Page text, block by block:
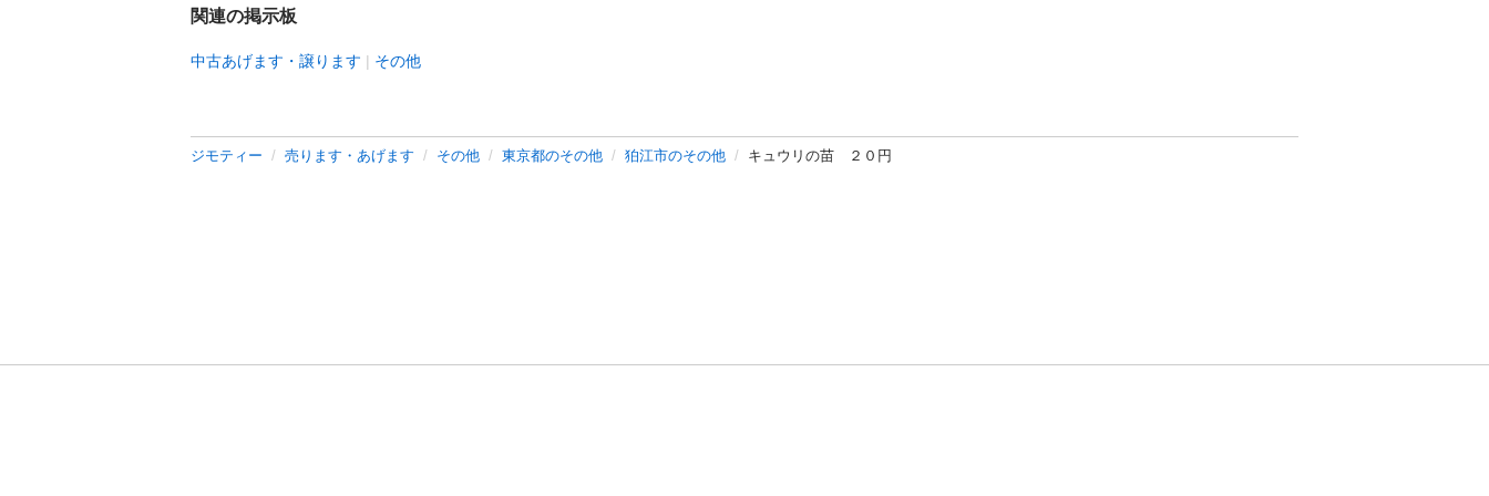
関連の掲示板
中古あげます・譲ります その他
ジモティー 売ります・あげます その他 東京都のその他 狛江市のその他 キュウリの苗 ２０円